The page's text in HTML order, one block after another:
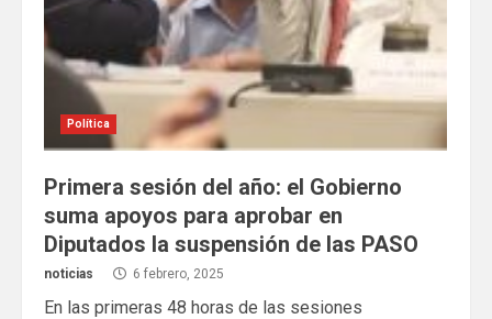
Política
Primera sesión del año: el Gobierno
suma apoyos para aprobar en
Diputados la suspensión de las PASO
noticias 6 febrero, 2025
En las primeras 48 horas de las sesiones